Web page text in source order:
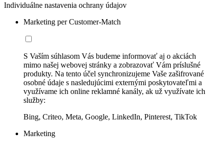
Individuálne nastavenia ochrany údajov
Marketing per Customer-Match
S Vaším súhlasom Vás budeme informovať aj o akciách
mimo našej webovej stránky a zobrazovať Vám príslušné
produkty. Na tento účel synchronizujeme Vaše zašifrované
osobné údaje s nasledujúcimi externými poskytovateľmi a
využívame ich online reklamné kanály, ak už využívate ich
služby:
Bing, Criteo, Meta, Google, LinkedIn, Pinterest, TikTok
Marketing